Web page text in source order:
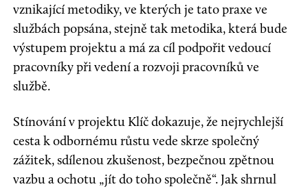
vznikající metodiky, ve kterých je tato praxe ve
službách popsána, stejně tak metodika, která bude
výstupem projektu a má za cíl podpořit vedoucí
pracovníky při vedení a rozvoji pracovníků ve
službě.
Stínování v projektu Klíč dokazuje, že nejrychlejší
cesta k odbornému růstu vede skrze společný
zážitek, sdílenou zkušenost, bezpečnou zpětnou
vazbu a ochotu „jít do toho společně“. Jak shrnul